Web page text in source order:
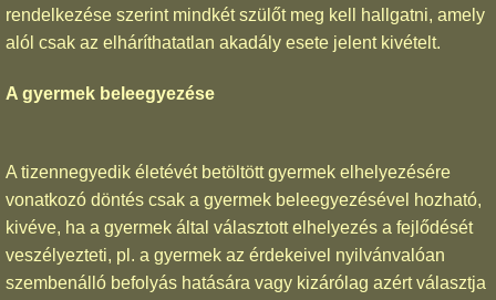
rendelkezése szerint mindkét szülőt meg kell hallgatni, amely
alól csak az elháríthatatlan akadály esete jelent kivételt.
A gyermek beleegyezése
A tizennegyedik életévét betöltött gyermek elhelyezésére
vonatkozó döntés csak a gyermek beleegyezésével hozható,
kivéve, ha a gyermek által választott elhelyezés a fejlődését
veszélyezteti, pl. a gyermek az érdekeivel nyilvánvalóan
szembenálló befolyás hatására vagy kizárólag azért választja